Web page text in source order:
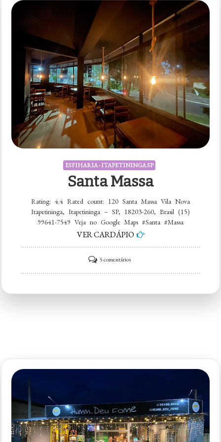
ESFIHARIA - ITAPETININGA SP
Santa Massa
Rating: 4.4 Rated count: 120 Santa Massa Vila Nova
Itapetininga, Itapetininga – SP, 18203-260, Brasil (15)
99641-7549 Veja no Google Maps #Santa #Massa
VER CARDÁPIO
5 comentáriosem
Santa